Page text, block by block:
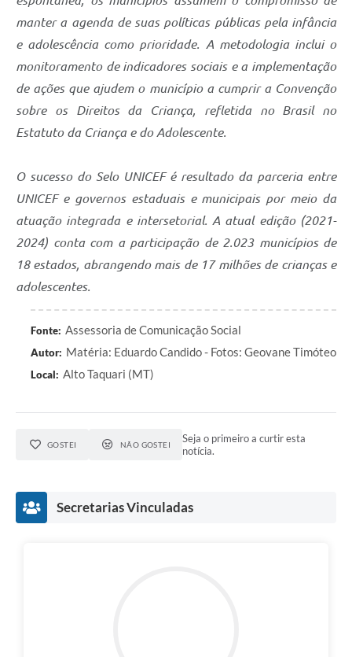
manter a agenda de suas políticas públicas pela infância
e adolescência como prioridade. A metodologia inclui o
monitoramento de indicadores sociais e a implementação
de ações que ajudem o município a cumprir a Convenção
sobre os Direitos da Criança, refletida no Brasil no
Estatuto da Criança e do Adolescente.
O sucesso do Selo UNICEF é resultado da parceria entre
UNICEF e governos estaduais e municipais por meio da
atuação integrada e intersetorial. A atual edição (2021-
2024) conta com a participação de 2.023 municípios de
18 estados, abrangendo mais de 17 milhões de crianças e
adolescentes.
Fonte: Assessoria de Comunicação Social
Autor: Matéria: Eduardo Candido - Fotos: Geovane Timóteo
Local: Alto Taquari (MT)
GOSTEI NÃO GOSTEI
Seja o primeiro a curtir esta
notícia.
Secretarias Vinculadas